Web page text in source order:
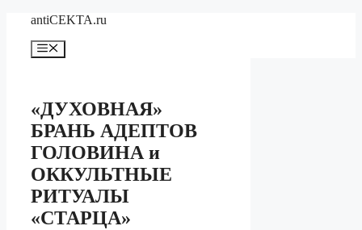
Перейти
содержимому
antiCEKTA.ru
Меню
«ДУХОВНАЯ»
БРАНЬ АДЕПТОВ
ГОЛОВИНА и
ОККУЛЬТНЫЕ
РИТУАЛЫ
«СТАРЦА»